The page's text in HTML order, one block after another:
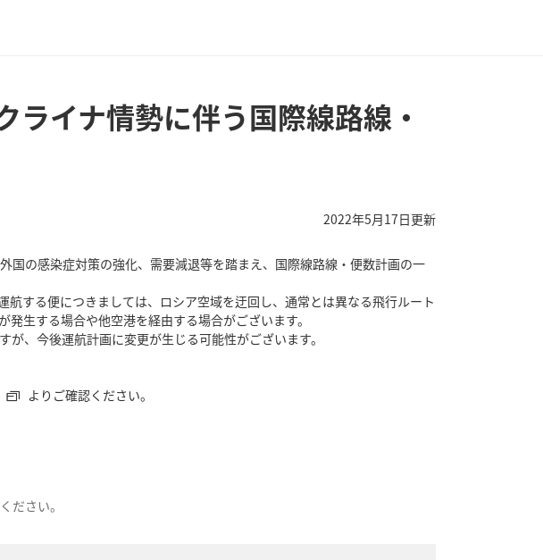
イナ情勢に伴う国際線路線・
2022年5月17日更新
の感染症対策の強化、需要減退等を踏まえ、国際線路線・便数計画の一
する便につきましては、ロシア空域を迂回し、通常とは異なる飛行ルート
生する場合や他空港を経由する場合がございます。
、今後運航計画に変更が生じる可能性がございます。
よりご確認ください。
ださい。